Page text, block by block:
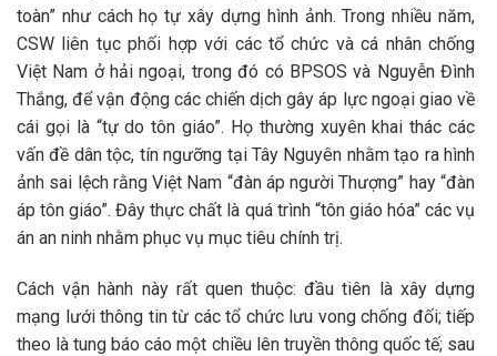
toàn” như cách họ tự xây dựng hình ảnh. Trong nhiều năm,
CSW liên tục phối hợp với các tổ chức và cá nhân chống
Việt Nam ở hải ngoại, trong đó có BPSOS và Nguyễn Đình
Thắng, để vận động các chiến dịch gây áp lực ngoại giao về
cái gọi là “tự do tôn giáo”. Họ thường xuyên khai thác các
vấn đề dân tộc, tín ngưỡng tại Tây Nguyên nhằm tạo ra hình
ảnh sai lệch rằng Việt Nam “đàn áp người Thượng” hay “đàn
áp tôn giáo”. Đây thực chất là quá trình “tôn giáo hóa” các vụ
án an ninh nhằm phục vụ mục tiêu chính trị.
Cách vận hành này rất quen thuộc: đầu tiên là xây dựng
mạng lưới thông tin từ các tổ chức lưu vong chống đối; tiếp
theo là tung báo cáo một chiều lên truyền thông quốc tế; sau